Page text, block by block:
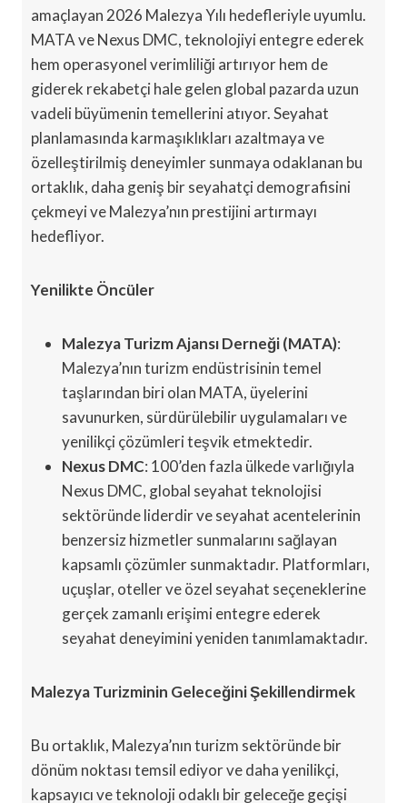
amaçlayan 2026 Malezya Yılı hedefleriyle uyumlu.
MATA ve Nexus DMC, teknolojiyi entegre ederek
hem operasyonel verimliliği artırıyor hem de
giderek rekabetçi hale gelen global pazarda uzun
vadeli büyümenin temellerini atıyor. Seyahat
planlamasında karmaşıklıkları azaltmaya ve
özelleştirilmiş deneyimler sunmaya odaklanan bu
ortaklık, daha geniş bir seyahatçi demografisini
çekmeyi ve Malezya’nın prestijini artırmayı
hedefliyor.
Yenilikte Öncüler
Malezya Turizm Ajansı Derneği (MATA):
Malezya’nın turizm endüstrisinin temel
taşlarından biri olan MATA, üyelerini
savunurken, sürdürülebilir uygulamaları ve
yenilikçi çözümleri teşvik etmektedir.
Nexus DMC: 100’den fazla ülkede varlığıyla
Nexus DMC, global seyahat teknolojisi
sektöründe liderdir ve seyahat acentelerinin
benzersiz hizmetler sunmalarını sağlayan
kapsamlı çözümler sunmaktadır. Platformları,
uçuşlar, oteller ve özel seyahat seçeneklerine
gerçek zamanlı erişimi entegre ederek
seyahat deneyimini yeniden tanımlamaktadır.
Malezya Turizminin Geleceğini Şekillendirmek
Bu ortaklık, Malezya’nın turizm sektöründe bir
dönüm noktası temsil ediyor ve daha yenilikçi,
kapsayıcı ve teknoloji odaklı bir geleceğe geçişi